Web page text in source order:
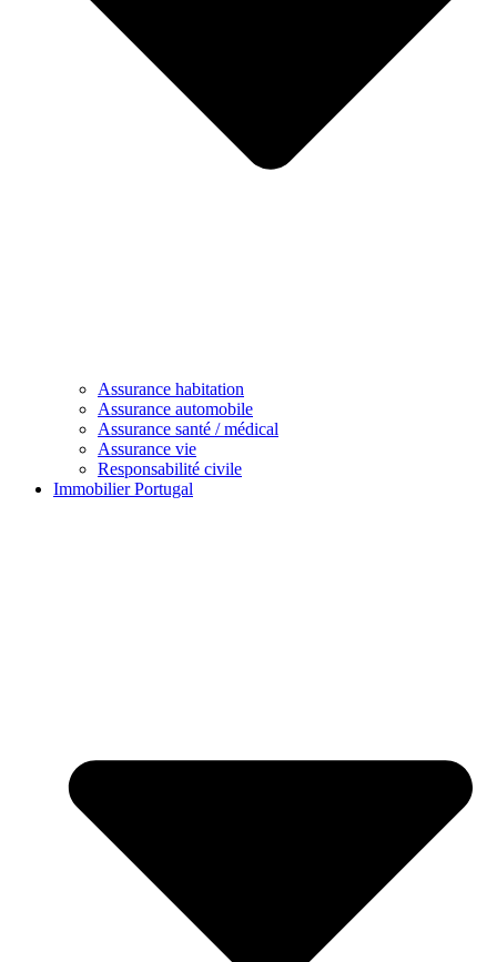
Assurance habitation
Assurance automobile
Assurance santé / médical
Assurance vie
Responsabilité civile
Immobilier Portugal